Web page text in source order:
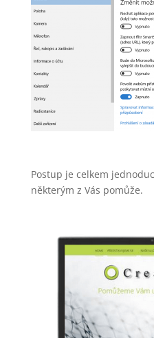
Postup je celkem
některým z Vás pomůže.